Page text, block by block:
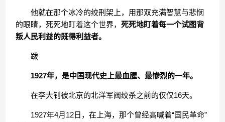
他就在那个冰冷的绞刑架上，用那双充满智慧与悲悯
的眼睛，死死地盯着这个世界，死死地盯着每一个试图背
叛人民利益的既得利益者。
跋
1927年，是中国现代史上最血腥、最惨烈的一年。
在李大钊被北京的北洋军阀绞杀之前的仅仅16天。
1927年4月12日，在上海，那个曾经高喊着“国民革命”